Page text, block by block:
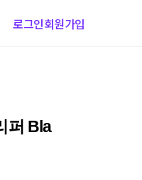
로그인회원가입
퍼 Bla